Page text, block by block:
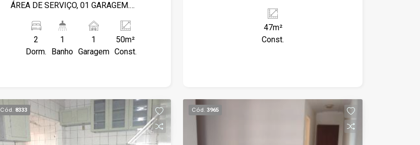
ÁREA DE SERVIÇO, 01 GARAGEM.
2
Dorm.
1
Banho
1
Garagem
50m²
Const.
SERVIÇO, ELEVADOR, 1 VAGA DE
GARAGEM, PORTARIA 24HRS,
PRÓXIMO AO SHOPPING SANTA
47m²
Const.
Cód. 8333 Cód. 3965